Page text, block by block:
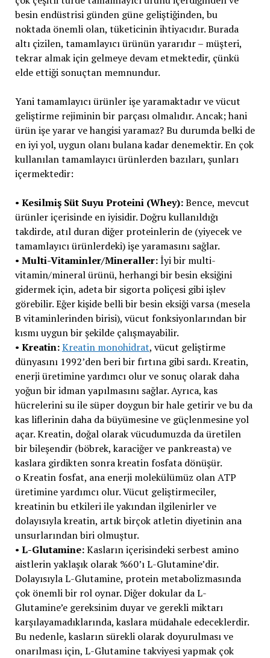
besin endüstrisi günden güne geliştiğinden, bu
noktada önemli olan, tüketicinin ihtiyacıdır. Burada
altı çizilen, tamamlayıcı ürünün yararıdır – müşteri,
tekrar almak için gelmeye devam etmektedir, çünkü
elde ettiği sonuçtan memnundur.
Yani tamamlayıcı ürünler işe yaramaktadır ve vücut
geliştirme rejiminin bir parçası olmalıdır. Ancak; hani
ürün işe yarar ve hangisi yaramaz? Bu durumda belki de
en iyi yol, uygun olanı bulana kadar denemektir. En çok
kullanılan tamamlayıcı ürünlerden bazıları, şunları
içermektedir:
• Kesilmiş Süt Suyu Proteini (Whey):Bence, mevcut
ürünler içerisinde en iyisidir. Doğru kullanıldığı
takdirde, atıl duran diğer proteinlerin de (yiyecek ve
tamamlayıcı ürünlerdeki) işe yaramasını sağlar.
• Multi-Vitaminler/Mineraller:İyi bir multi-
vitamin/mineral ürünü, herhangi bir besin eksiğini
gidermek için, adeta bir sigorta poliçesi gibi işlev
görebilir. Eğer kişide belli bir besin eksiği varsa (mesela
B vitaminlerinden birisi), vücut fonksiyonlarından bir
kısmı uygun bir şekilde çalışmayabilir.
• Kreatin:Kreatin monohidrat, vücut geliştirme
dünyasını 1992’den beri bir fırtına gibi sardı. Kreatin,
enerji üretimine yardımcı olur ve sonuç olarak daha
yoğun bir idman yapılmasını sağlar. Ayrıca, kas
hücrelerini su ile süper doygun bir hale getirir ve bu da
kas liflerinin daha da büyümesine ve güçlenmesine yol
açar. Kreatin, doğal olarak vücudumuzda da üretilen
bir bileşendir (böbrek, karaciğer ve pankreasta) ve
kaslara girdikten sonra kreatin fosfata dönüşür.
o Kreatin fosfat, ana enerji molekülümüz olan ATP
üretimine yardımcı olur. Vücut geliştirmeciler,
kreatinin bu etkileri ile yakından ilgilenirler ve
dolayısıyla kreatin, artık birçok atletin diyetinin ana
unsurlarından biri olmuştur.
• L-Glutamine:Kasların içerisindeki serbest amino
aistlerin yaklaşık olarak %60’ı L-Glutamine’dir.
Dolayısıyla L-Glutamine, protein metabolizmasında
çok önemli bir rol oynar. Diğer dokular da L-
Glutamine’e gereksinim duyar ve gerekli miktarı
karşılayamadıklarında, kaslara müdahale edeceklerdir.
Bu nedenle, kasların sürekli olarak doyurulması ve
onarılması için, L-Glutamine takviyesi yapmak çok